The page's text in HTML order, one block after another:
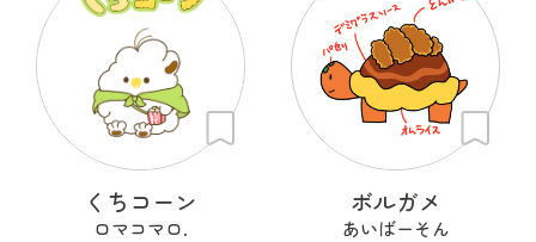
くちコーン
ロマコマロ.
ボルガメ
あいばーそん